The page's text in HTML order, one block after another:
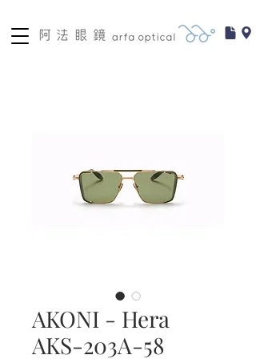
AKONI - Hera
AKS-203A-58